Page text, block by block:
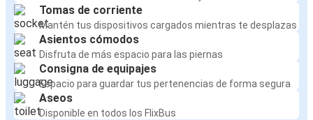
Tomas de corriente
Mantén tus dispositivos cargados mientras te desplazas
Asientos cómodos
Disfruta de más espacio para las piernas
Consigna de equipajes
Espacio para guardar tus pertenencias de forma segura
Aseos
Disponible en todos los FlixBus